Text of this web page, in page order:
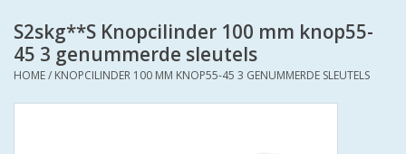
SKG**
IEDERE GEWENSTE MAAT MET
S2skg**S Knopcilinder 100 mm knop55-
45 3 genummerde sleutels
HOME/ KNOPCILINDER 100 MM KNOP55-45 3 GENUMMERDE SLEUTELS